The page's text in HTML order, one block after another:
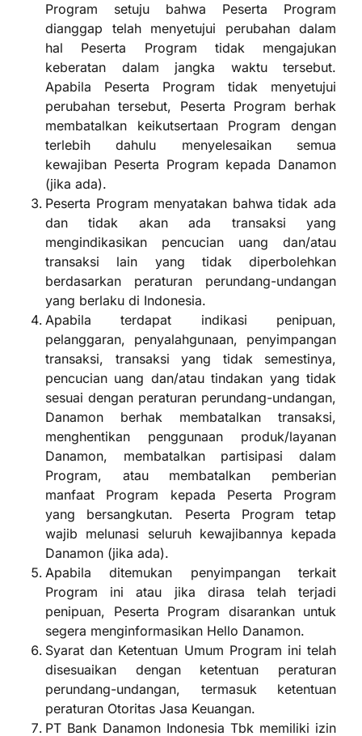
Program setuju bahwa Peserta Program
dianggap telah menyetujui perubahan dalam
hal Peserta Program tidak mengajukan
keberatan dalam jangka waktu tersebut.
Apabila Peserta Program tidak menyetujui
perubahan tersebut, Peserta Program berhak
membatalkan keikutsertaan Program dengan
terlebih dahulu menyelesaikan semua
kewajiban Peserta Program kepada Danamon
(jika ada).
Peserta Program menyatakan bahwa tidak ada
dan tidak akan ada transaksi yang
mengindikasikan pencucian uang dan/atau
transaksi lain yang tidak diperbolehkan
berdasarkan peraturan perundang-undangan
yang berlaku di Indonesia.
Apabila terdapat indikasi penipuan,
pelanggaran, penyalahgunaan, penyimpangan
transaksi, transaksi yang tidak semestinya,
pencucian uang dan/atau tindakan yang tidak
sesuai dengan peraturan perundang-undangan,
Danamon berhak membatalkan transaksi,
menghentikan penggunaan produk/layanan
Danamon, membatalkan partisipasi dalam
Program, atau membatalkan pemberian
manfaat Program kepada Peserta Program
yang bersangkutan. Peserta Program tetap
wajib melunasi seluruh kewajibannya kepada
Danamon (jika ada).
Apabila ditemukan penyimpangan terkait
Program ini atau jika dirasa telah terjadi
penipuan, Peserta Program disarankan untuk
segera menginformasikan Hello Danamon.
Syarat dan Ketentuan Umum Program ini telah
disesuaikan dengan ketentuan peraturan
perundang-undangan, termasuk ketentuan
peraturan Otoritas Jasa Keuangan.
PT Bank Danamon Indonesia Tbk memiliki izin